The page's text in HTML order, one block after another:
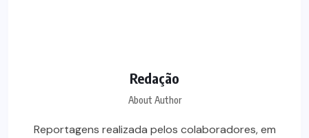
Redação
About Author
Reportagens realizada pelos colaboradores, em